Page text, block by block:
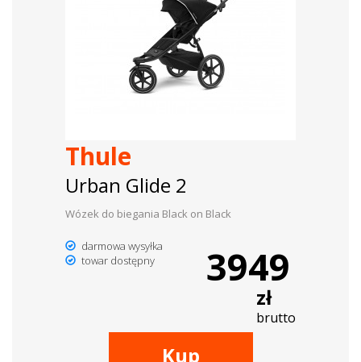
Thule
Urban Glide 2
Wózek do biegania Black on Black
darmowa wysyłka
towar dostępny
3949
zł
brutto
Kup